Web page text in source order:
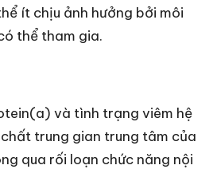
ít chịu ảnh hưởng bởi môi
thể tham gia.
và tình trạng viêm hệ
trung gian trung tâm của
qua rối loạn chức năng nội